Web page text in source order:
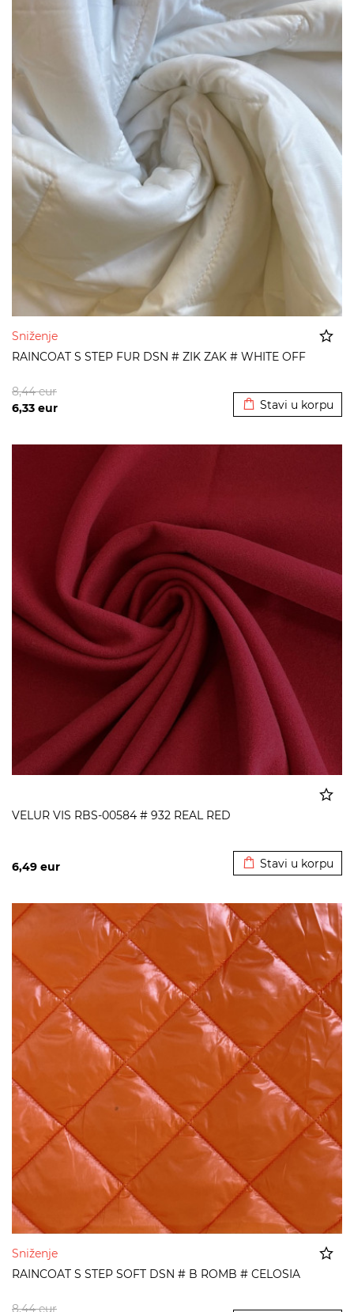
Sniženje
RAINCOAT S STEP FUR DSN # ZIK ZAK # WHITE OFF
6,33 eur
8,44eur
Stavi u korpu
VELUR VIS RBS-00584 # 932 REAL RED
6,49 eur Stavi u korpu
Sniženje
RAINCOAT S STEP SOFT DSN # B ROMB # CELOSIA
8,44eur